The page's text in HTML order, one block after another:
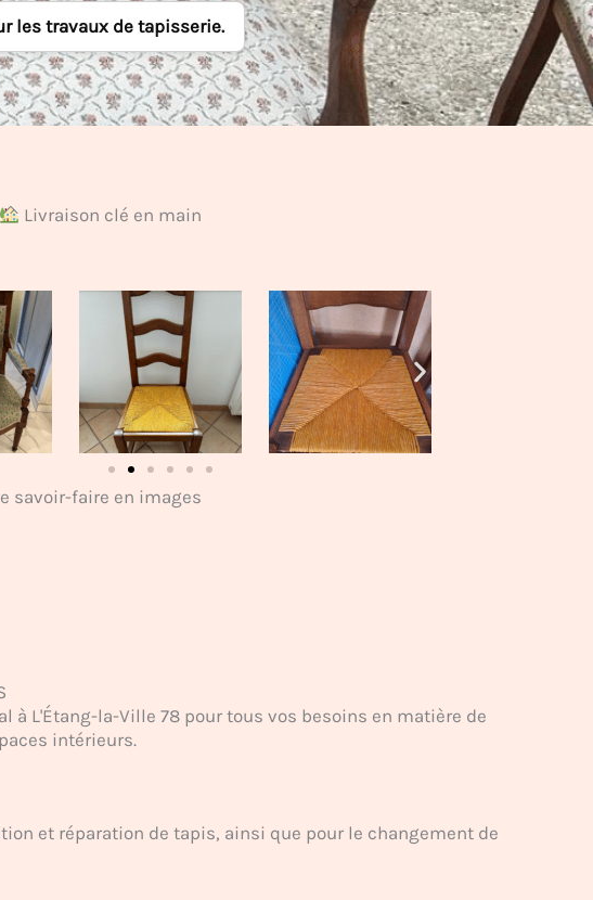
les travaux de tapisserie.
Livraison clé en main
savoir-faire en images
L'Étang-la-Ville 78 pour tous vos besoins en matière de
intérieurs.
et réparation de tapis, ainsi que pour le changement de